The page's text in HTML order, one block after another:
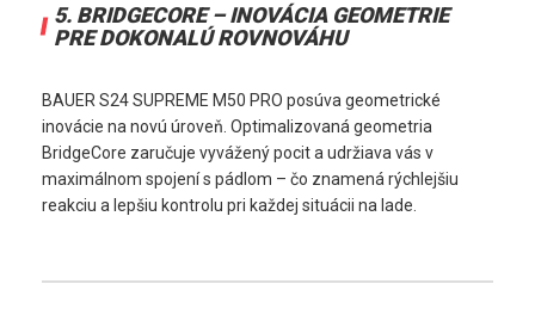
5. BRIDGECORE – INOVÁCIA GEOMETRIE
PRE DOKONALÚ ROVNOVÁHU
BAUER S24 SUPREME M50 PRO posúva geometrické
inovácie na novú úroveň. Optimalizovaná geometria
BridgeCore zaručuje vyvážený pocit a udržiava vás v
maximálnom spojení s pádlom – čo znamená rýchlejšiu
reakciu a lepšiu kontrolu pri každej situácii na lade.